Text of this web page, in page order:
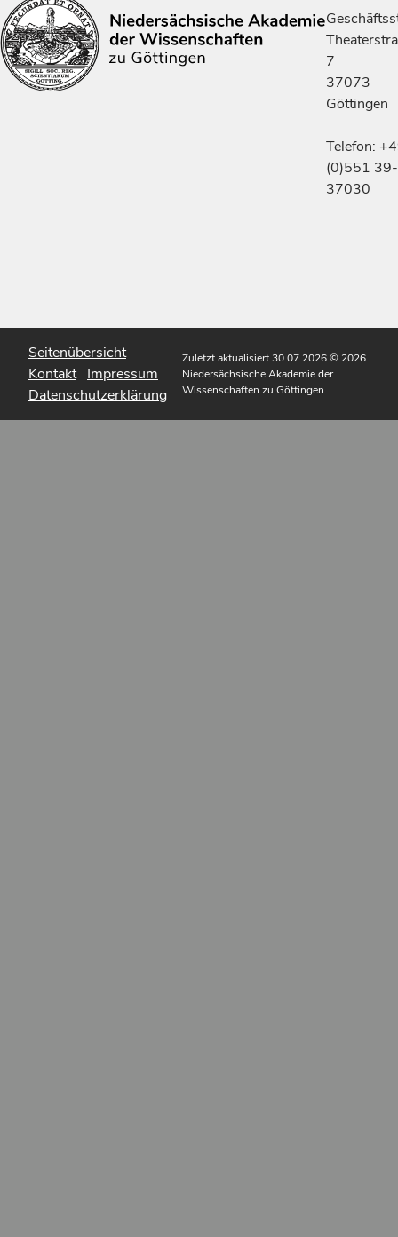
7
37073
Göttingen
Telefon:
(0)551 39-
37030
Seitenübersicht
Kontakt Impressum
Datenschutzerklärung
Zuletzt aktualisiert 30.07.2026© 2026
Niedersächsische Akademie der
Wissenschaften zu Göttingen